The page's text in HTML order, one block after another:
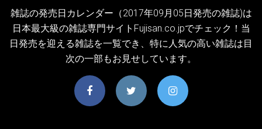
雑誌の発売日カレンダー（2017年09月05日発売の雑誌)は
日本最大級の雑誌専門サイトFujisan.co.jpでチェック！当
日発売を迎える雑誌を一覧でき、特に人気の高い雑誌は目
次の一部もお見せしています。